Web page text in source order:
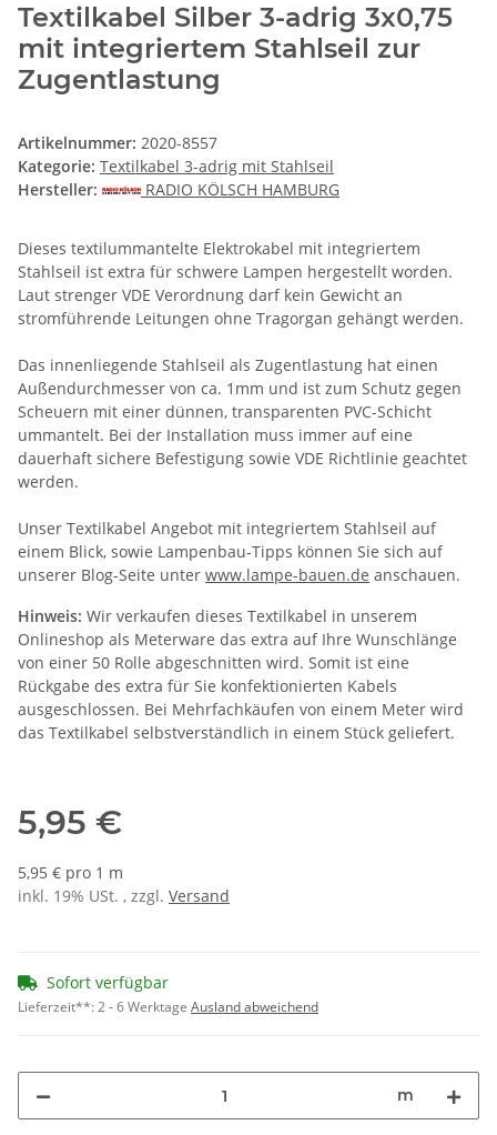
Textilkabel Silber 3-adrig 3x0,75
mit integriertem Stahlseil zur
Zugentlastung
Artikelnummer: 2020-8557
Kategorie: Textilkabel 3-adrig mit Stahlseil
Hersteller:
RADIO KÖLSCH HAMBURG
Dieses textilummantelte Elektrokabel mit integriertem
Stahlseil ist extra für schwere Lampen hergestellt worden.
Laut strenger VDE Verordnung darf kein Gewicht an
stromführende Leitungen ohne Tragorgan gehängt werden.
Das innenliegende Stahlseil als Zugentlastung hat einen
Außendurchmesser von ca. 1mm und ist zum Schutz gegen
Scheuern mit einer dünnen, transparenten PVC-Schicht
ummantelt. Bei der Installation muss immer auf eine
dauerhaft sichere Befestigung sowie VDE Richtlinie geachtet
werden.
Unser Textilkabel Angebot mit integriertem Stahlseil auf
einem Blick, sowie Lampenbau-Tipps können Sie sich auf
unserer Blog-Seite unter www.lampe-bauen.de anschauen.
Hinweis: Wir verkaufen dieses Textilkabel in unserem
Onlineshop als Meterware das extra auf Ihre Wunschlänge
von einer 50 Rolle abgeschnitten wird. Somit ist eine
Rückgabe des extra für Sie konfektionierten Kabels
ausgeschlossen. Bei Mehrfachkäufen von einem Meter wird
das Textilkabel selbstverständlich in einem Stück geliefert.
5,95 €
5,95 € pro 1 m
inkl. 19% USt. , zzgl. Versand
Sofort verfügbar
Lieferzeit**:2 - 6 Werktage Ausland abweichend
m